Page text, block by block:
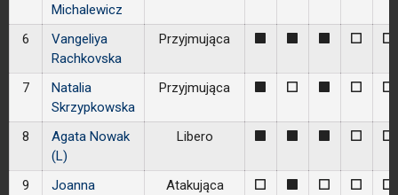
Michalewicz
6
Vangeliya
Rachkovska
Przyjmująca 0 0
7
Natalia
Skrzypkowska
Przyjmująca 0 0 0
8
Agata Nowak
(L)
Libero 0 0
9
Joanna
Atakująca 0 0 0 0